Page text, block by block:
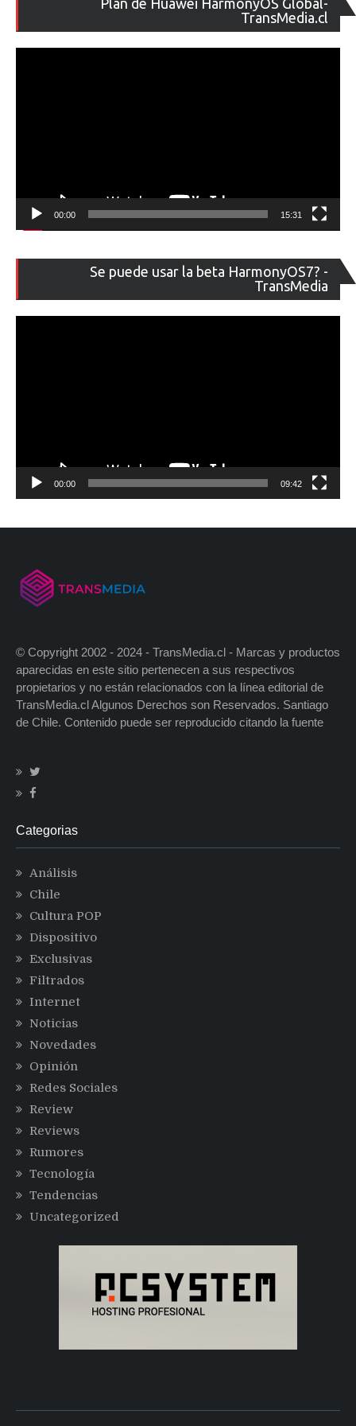
TransMedia.cl
de
00:00 15:31
Se puede usar la beta HarmonyOS7? -
TransMedia
de
00:00 09:42
© Copyright 2002 - 2024 - TransMedia.cl - Marcas y productos
aparecidas en este sitio pertenecen a sus respectivos
propietarios y no están relacionados con la línea editorial de
TransMedia.cl Algunos Derechos son Reservados. Santiago
de Chile. Contenido puede ser reproducido citando la fuente
Categorias
Análisis
Chile
Cultura POP
Dispositivo
Exclusivas
Filtrados
Internet
Noticias
Novedades
Opinión
Redes Sociales
Review
Reviews
Rumores
Tecnología
Tendencias
Uncategorized